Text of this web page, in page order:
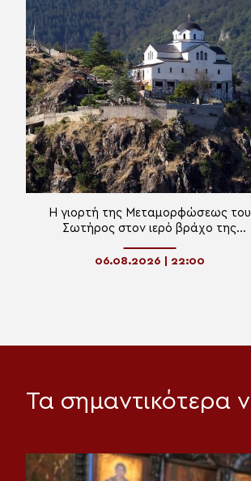
Η γιορτή της Μεταμορφώσεως του
Σωτήρος στον ιερό βράχο της
06.08.2026 | 22:00
Τα σημαντικότερα